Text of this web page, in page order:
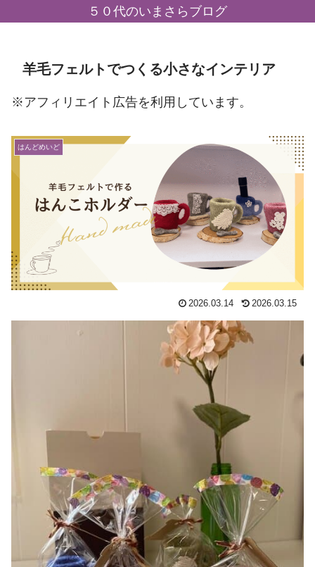
５０代のいまさらブログ
羊毛フェルトでつくる小さなインテリア
※アフィリエイト広告を利用しています。
はんどめいど
2026.03.14 2026.03.15